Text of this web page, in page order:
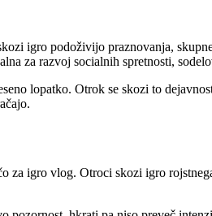
igro podoživijo praznovanja,
za razvoj socialnih spretnosti,
lopatko. Otrok se skozi to
igro vlog. Otroci skozi igro